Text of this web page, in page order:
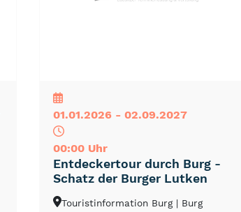
01.01.2026 - 02.09.2027
00:00 Uhr
Entdeckertour durch Burg -
Schatz der Burger Lutken
Touristinformation Burg | Burg